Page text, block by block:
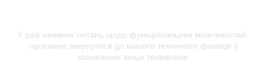
У разі наявних питань щодо функціональних можливостей,
прохання звернутися до нашого технічного фахівця з
зазначених вище телефонів.